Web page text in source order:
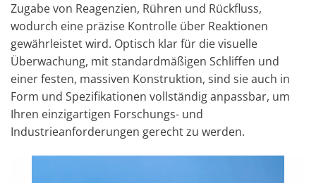
Zugabe von Reagenzien, Rühren und Rückfluss,
wodurch eine präzise Kontrolle über Reaktionen
gewährleistet wird. Optisch klar für die visuelle
Überwachung, mit standardmäßigen Schliffen und
einer festen, massiven Konstruktion, sind sie auch in
Form und Spezifikationen vollständig anpassbar, um
Ihren einzigartigen Forschungs- und
Industrieanforderungen gerecht zu werden.